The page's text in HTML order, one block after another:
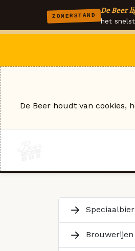
ZOMERSTAND
De Beer
het
Speciaalbier
Brouwerijen
De Beer houdt van